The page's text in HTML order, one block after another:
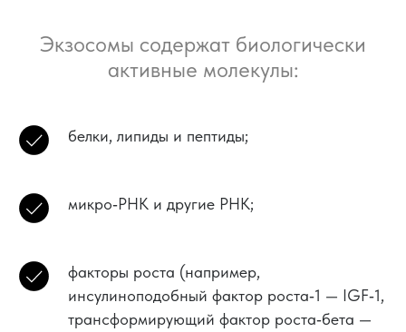
Экзосомы содержат биологически
активные молекулы:
белки, липиды и пептиды;
микро‑РНК и другие РНК;
факторы роста (например,
инсулиноподобный фактор роста‑1 — IGF‑1,
трансформирующий фактор роста‑бета —